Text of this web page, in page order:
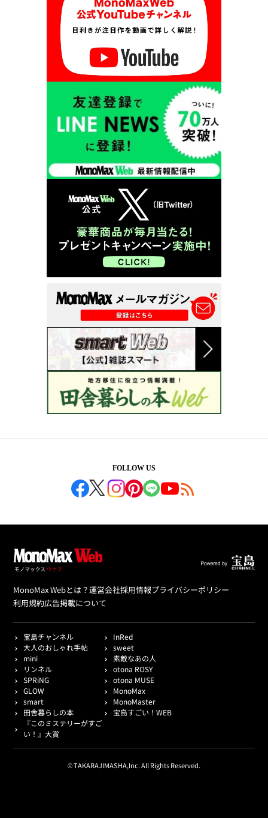
FOLLOW US
MonoMax Webとは？運営会社採用情報プライバシーポリシー
利用規約広告掲載について
宝島チャンネル
InRed
大人のおしゃれ手帖
sweet
mini
素敵なあの人
リンネル
otona ROSY
SPRiNG
otona MUSE
GLOW
MonoMax
smart
MonoMaster
田舎暮らしの本
宝島すごい！WEB
『このミステリーがすご
い！』大賞
© TAKARAJIMASHA,Inc. All Rights Reserved.